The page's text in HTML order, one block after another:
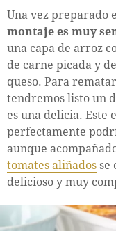
Una vez preparado
montaje es muy
una capa de arroz
de carne picada y
queso. Para
tendremos listo un
es una delicia. Este
perfectamente
aunque
tomates aliñados se
delicioso y muy